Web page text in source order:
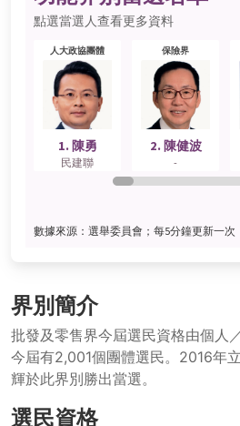
界別簡介
批發及零售界今屆選民資格由個人
今屆有2,001個團體選民。2016年
輝於此界別勝出當選。
選民資格